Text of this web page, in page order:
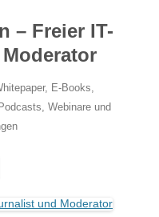
– Freier IT-
E-Books,
Webinare und